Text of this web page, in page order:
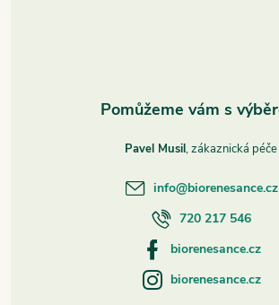
Pavel Musil
info@biorenesance.cz
720 217 546
biorenesance.cz
biorenesance.cz